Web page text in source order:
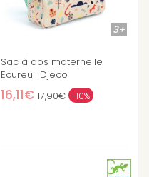
3+
Sac à dos maternelle
Ecureuil Djeco
16,11€ 17,90€ -10%